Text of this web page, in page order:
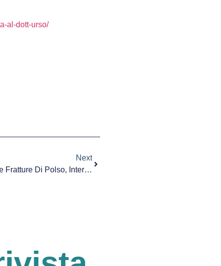
al-dott-urso/
Next
Trattamento Conservativo Per Le Fratture Di Polso, Intervista Al Dott. Merlo